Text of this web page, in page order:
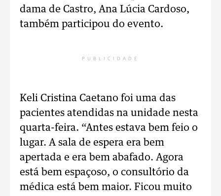
dama de Castro, Ana Lúcia Cardoso,
também participou do evento.
PUBLICIDADE
Keli Cristina Caetano foi uma das
pacientes atendidas na unidade nesta
quarta-feira. “Antes estava bem feio o
lugar. A sala de espera era bem
apertada e era bem abafado. Agora
está bem espaçoso, o consultório da
médica está bem maior. Ficou muito